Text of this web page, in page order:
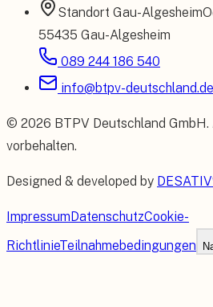
Standort Gau-Algesheim
55435 Gau-Algesheim
089 244 186 540
info@btpv-deutschland.de
© 2026 BTPV Deutschland GmbH.
vorbehalten.
Designed & developed by
ImpressumDatenschutzCookie-
RichtlinieTeilnahmebedingungen